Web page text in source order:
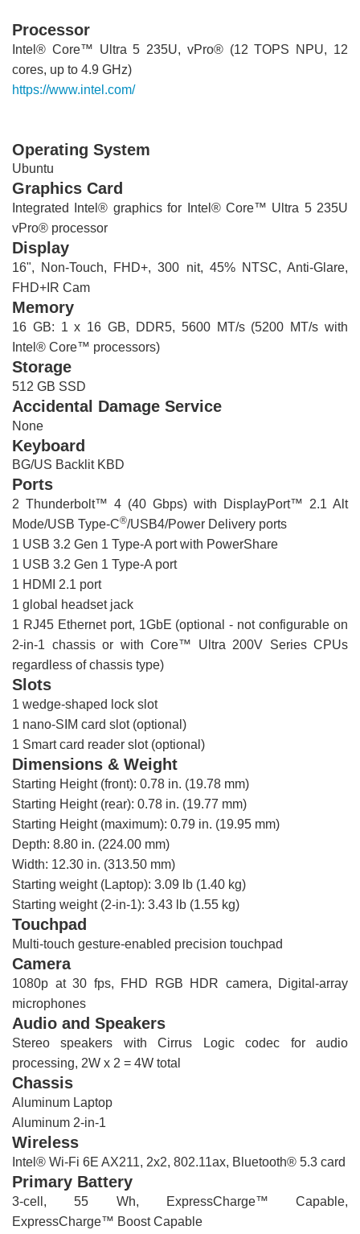
Processor
Intel® Core™ Ultra 5 235U, vPro® (12 TOPS NPU, 12
cores, up to 4.9 GHz)
https://www.intel.com/content/www/us/en/products/sku/
Operating System
Ubuntu
Graphics Card
Integrated Intel® graphics for Intel® Core™ Ultra 5 235U
vPro® processor
Display
16", Non-Touch, FHD+, 300 nit, 45% NTSC, Anti-Glare,
FHD+IR Cam
Memory
16 GB: 1 x 16 GB, DDR5, 5600 MT/s (5200 MT/s with
Intel® Core™ processors)
Storage
512 GB SSD
Accidental Damage Service
None
Keyboard
BG/US Backlit KBD
Ports
2 Thunderbolt™ 4 (40 Gbps) with DisplayPort™ 2.1 Alt
Mode/USB Type-C®/USB4/Power Delivery ports
1 USB 3.2 Gen 1 Type-A port with PowerShare
1 USB 3.2 Gen 1 Type-A port
1 HDMI 2.1 port
1 global headset jack
1 RJ45 Ethernet port, 1GbE (optional - not configurable on
2-in-1 chassis or with Core™ Ultra 200V Series CPUs
regardless of chassis type)
Slots
1 wedge-shaped lock slot
1 nano-SIM card slot (optional)
1 Smart card reader slot (optional)
Dimensions & Weight
Starting Height (front): 0.78 in. (19.78 mm)
Starting Height (rear): 0.78 in. (19.77 mm)
Starting Height (maximum): 0.79 in. (19.95 mm)
Depth: 8.80 in. (224.00 mm)
Width: 12.30 in. (313.50 mm)
Starting weight (Laptop): 3.09 lb (1.40 kg)
Starting weight (2-in-1): 3.43 lb (1.55 kg)
Touchpad
Multi-touch gesture-enabled precision touchpad
Camera
1080p at 30 fps, FHD RGB HDR camera, Digital-array
microphones
Audio and Speakers
Stereo speakers with Cirrus Logic codec for audio
processing, 2W x 2 = 4W total
Chassis
Aluminum Laptop
Aluminum 2-in-1
Wireless
Intel® Wi-Fi 6E AX211, 2x2, 802.11ax, Bluetooth® 5.3 card
Primary Battery
3-cell, 55 Wh, ExpressCharge™ Capable,
ExpressCharge™ Boost Capable